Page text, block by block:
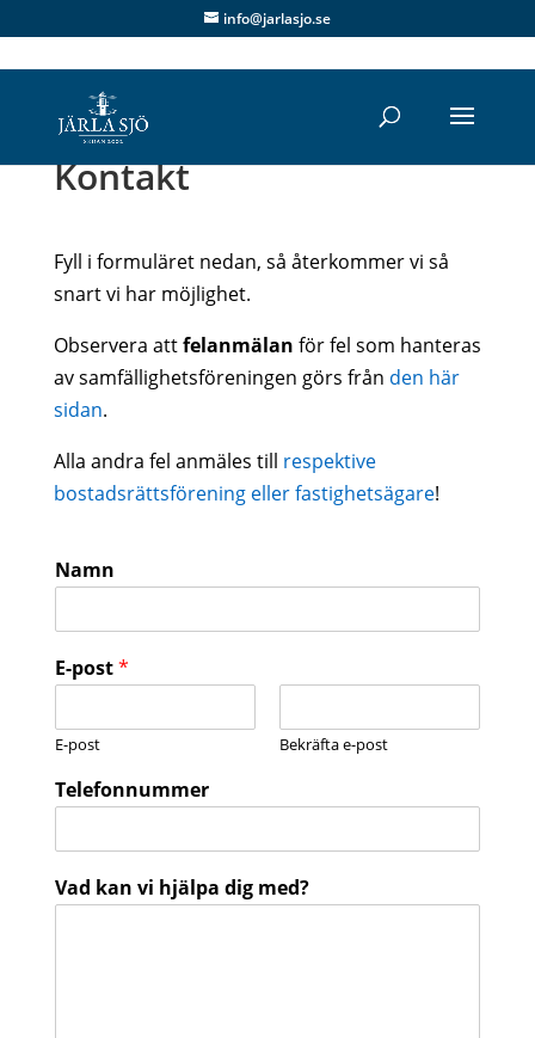
info@jarlasjo.se
Kontakt
Fyll i formuläret nedan, så återkommer vi så
snart vi har möjlighet.
Observera attfelanmälan för fel som hanteras
av samfällighetsföreningen görs från den här
sidan.
Alla andra fel anmäles till respektive
bostadsrättsförening eller fastighetsägare!
Namn
E-post*
E-post Bekräfta e-post
Telefonnummer
Vad kan vi hjälpa dig med?